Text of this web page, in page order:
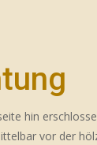
hin
vor der